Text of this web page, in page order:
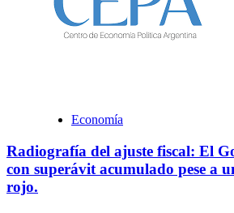
pesos por gastos irregulares.
1 diciembre, 20250